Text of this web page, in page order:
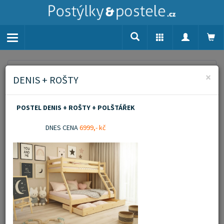
Toggle
×
DENIS + ROŠTY
POSTEL DENIS + ROŠTY + POLŠTÁŘEK
DNES CENA6999,- kč